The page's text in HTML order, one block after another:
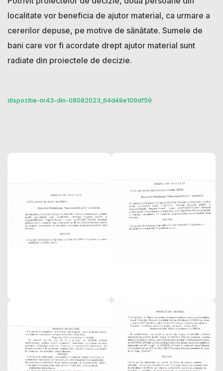
localitate vor beneficia de ajutor material, ca urmare a
cererilor depuse, pe motive de sănătate. Sumele de
bani care vor fi acordate drept ajutor material sunt
radiate din proiectele de decizie.
dispozitie-nr43-din-08082023_64d49e109df59